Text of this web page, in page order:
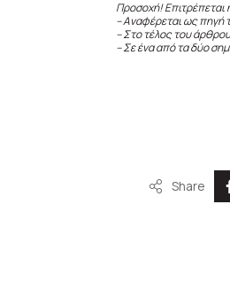
Προσοχή!
– Αναφέρεται ως πηγή
– Στο τέλος του
– Σε ένα από τα δύο
Share